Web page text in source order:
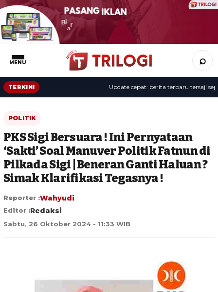
MENU ⌕
TERKINI Update cepat: berita terbaru tersaji
POLITIK
PKS Sigi Bersuara ! Ini Pernyataan
‘Sakti’ Soal Manuver Politik Fatnun di
Pilkada Sigi | Beneran Ganti Haluan ?
Simak Klarifikasi Tegasnya !
Reporter :Wahyudi
Editor :Redaksi
Sabtu, 26 Oktober 2024 - 11:33 WIB